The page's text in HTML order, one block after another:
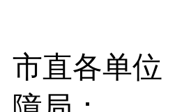
市直各单位